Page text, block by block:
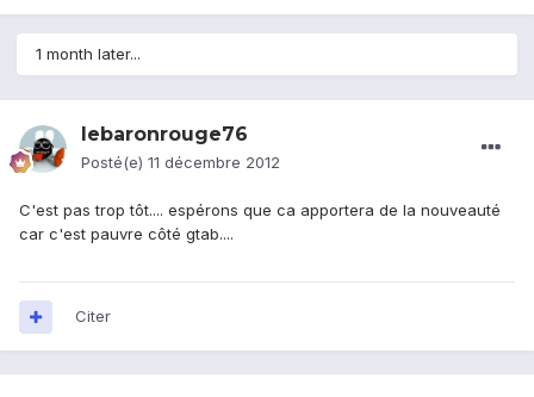
1 month later...
lebaronrouge76
Posté(e) 11 décembre 2012
C'est pas trop tôt.... espérons que ca apportera de la nouveauté
car c'est pauvre côté gtab....
Citer